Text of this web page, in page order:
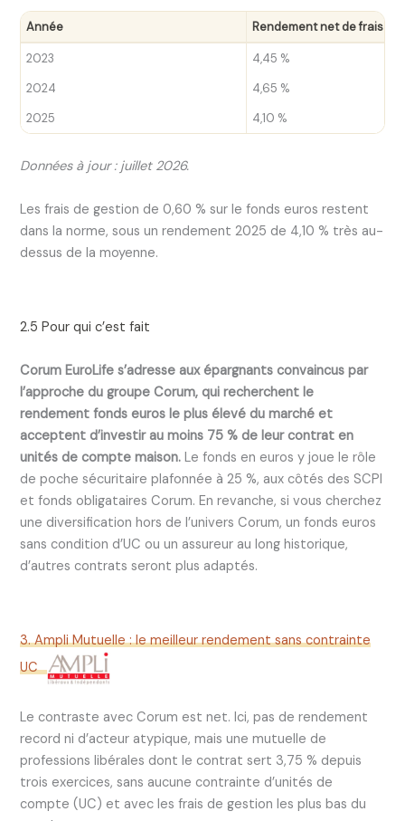
Année Rendement net de frais
2023
4,45 %
2024
4,65 %
2025
4,10 %
Données à jour : juillet 2026.
Les frais de gestion de 0,60 % sur le fonds euros restent
dans la norme, sous un rendement 2025 de 4,10 % très au-
dessus de la moyenne.
2.5 Pour qui c’est fait
Corum EuroLife s’adresse aux épargnants convaincus par
l’approche du groupe Corum, qui recherchent le
rendement fonds euros le plus élevé du marché et
acceptent d’investir au moins 75 % de leur contrat en
unités de compte maison. Le fonds en euros y joue le rôle
de poche sécuritaire plafonnée à 25 %, aux côtés des SCPI
et fonds obligataires Corum. En revanche, si vous cherchez
une diversification hors de l’univers Corum, un fonds euros
sans condition d’UC ou un assureur au long historique,
d’autres contrats seront plus adaptés.
3. Ampli Mutuelle : le meilleur rendement sans contrainte
UC
Le contraste avec Corum est net. Ici, pas de rendement
record ni d’acteur atypique, mais une mutuelle de
professions libérales dont le contrat sert 3,75 % depuis
trois exercices, sans aucune contrainte d’unités de
compte (UC) et avec les frais de gestion les plus bas du